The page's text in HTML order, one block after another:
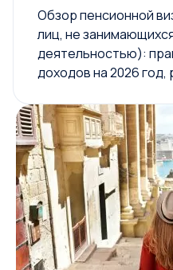
Обзор пенсионной
лиц, не
деятельностью):
доходов на 2026 год,